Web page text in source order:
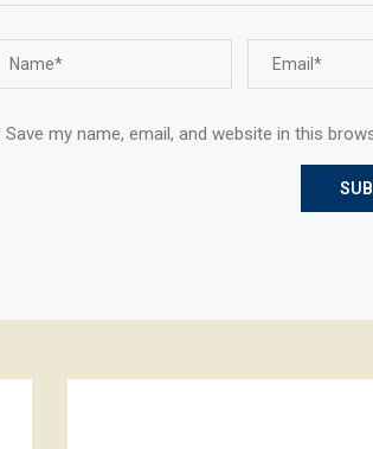
Save my name, email, and website in this